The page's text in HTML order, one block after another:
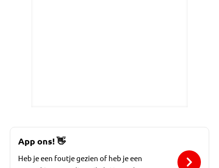
App ons!👋
Heb je een foutje gezien of heb je een